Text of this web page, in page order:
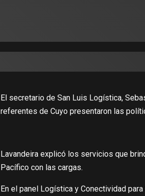
El secretario de San Luis Logística,
referentes de Cuyo presentaron las
Lavandeira explicó los servicios que
Pacífico con las cargas.
En el panel Logística y Conectividad